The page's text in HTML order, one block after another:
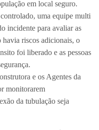
em local seguro.
uma equipe multi
incidente para avaliar as
havia riscos adicionais, o
foi liberado e as pessoas
e os Agentes da
monitorarem
da tubulação seja